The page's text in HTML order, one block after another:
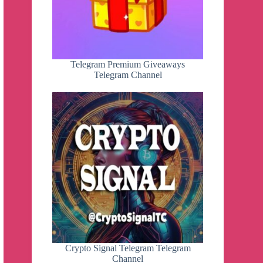
Telegram Premium Giveaways
Telegram Channel
Crypto Signal Telegram Telegram
Channel